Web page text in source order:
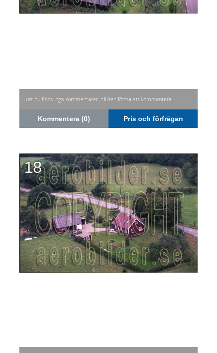
Just nu finns inga kommentarer, bli den första att kommentera.
Kommentera (0) Pris och förfrågan
18